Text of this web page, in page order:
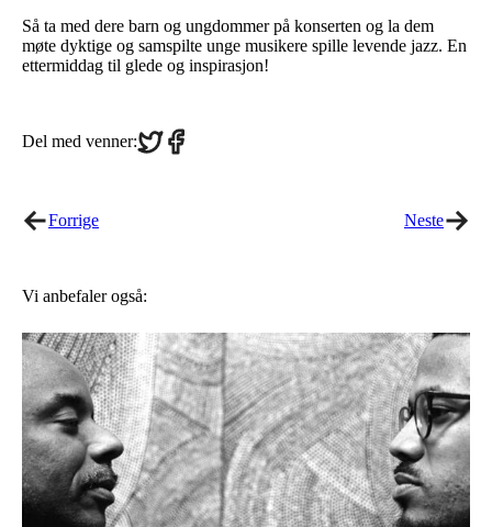
Så ta med dere barn og ungdommer på konserten og la dem
møte dyktige og samspilte unge musikere spille levende jazz. En
ettermiddag til glede og inspirasjon!
Del med venner:Share
on
Share
on
Forrige Neste
Vi anbefaler også: